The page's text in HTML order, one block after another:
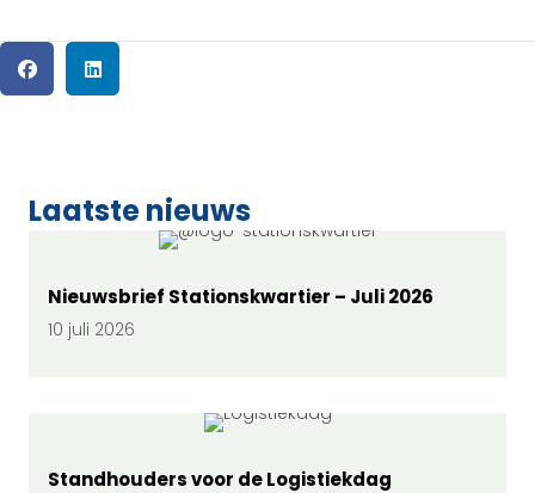
Laatste nieuws
Nieuwsbrief Stationskwartier – Juli 2026
10 juli 2026
Standhouders voor de Logistiekdag